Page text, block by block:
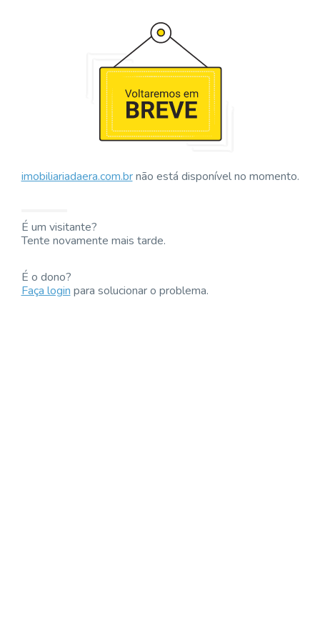
imobiliariadaera.com.brnão está disponível no momento.
É um visitante?
Tente novamente mais tarde.
É o dono?
Faça loginpara solucionar o problema.